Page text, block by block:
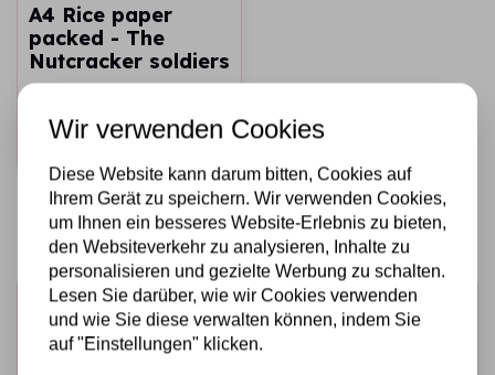
A4 Rice paper
packed - The
Nutcracker soldiers
Schnell
Melden Sie sich für den Newsletter an
Erhalten Sie als Erster unsere Aktionen und neuen
Wir verwenden Cookies
Diese Website kann darum bitten, Cookies auf
Ihrem Gerät zu speichern. Wir verwenden Cookies,
um Ihnen ein besseres Website-Erlebnis zu bieten,
den Websiteverkehr zu analysieren, Inhalte zu
personalisieren und gezielte Werbung zu schalten.
Lesen Sie darüber, wie wir Cookies verwenden
und wie Sie diese verwalten können, indem Sie
auf "Einstellungen" klicken.